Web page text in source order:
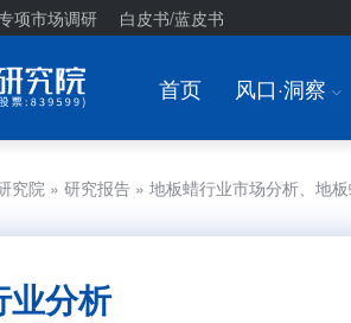
项市场调研 白皮书/蓝皮书
首页 风口·洞察 I
究院 » 研究报告 » 地板蜡行业市场分析、地
业分析